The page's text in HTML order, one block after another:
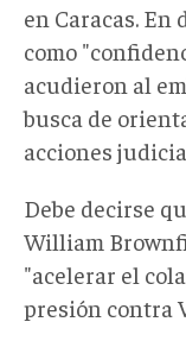
en Caracas.
como
acudieron al
busca de
acciones
Debe decirse
William
"acelerar el
presión contra